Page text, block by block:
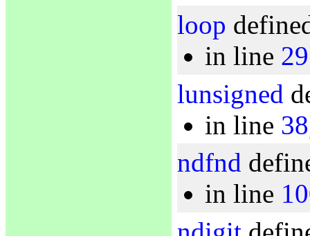
loop
in line
lunsigned
in line 38
ndfnd
in line